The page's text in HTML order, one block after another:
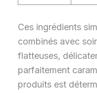
Ces ingrédients
combinés avec
flatteuses,
parfaitement
produits est